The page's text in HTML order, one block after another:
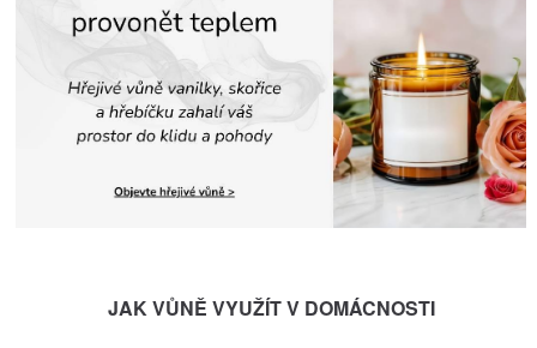
JAK VŮNĚ VYUŽÍT V DOMÁCNOSTI